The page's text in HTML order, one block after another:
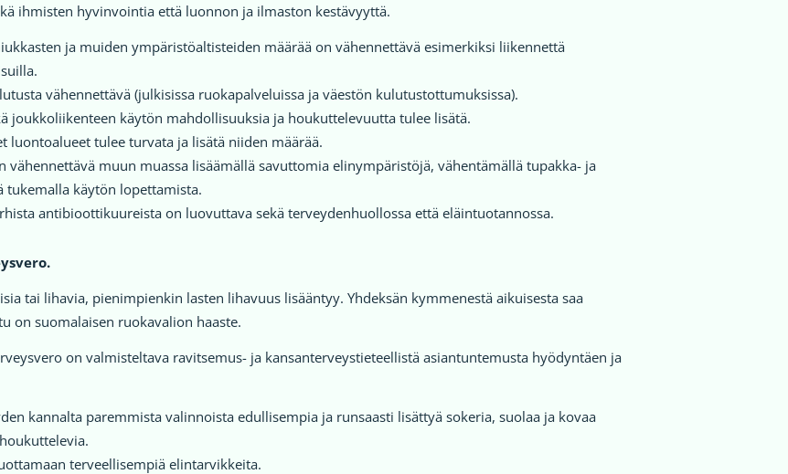
ihmisten hyvinvointia että luonnon ja ilmaston kestävyyttä.
ja muiden ympäristöaltisteiden määrää on vähennettävä esimerkiksi liikennettä
vähennettävä (julkisissa ruokapalveluissa ja väestön kulutustottumuksissa).
joukkoliikenteen käytön mahdollisuuksia ja houkuttelevuutta tulee lisätä.
luontoalueet tulee turvata ja lisätä niiden määrää.
muun muassa lisäämällä savuttomia elinympäristöjä, vähentämällä tupakka- ja
käytön lopettamista.
antibioottikuureista on luovuttava sekä terveydenhuollossa että eläintuotannossa.
tai lihavia, pienimpienkin lasten lihavuus lisääntyy. Yhdeksän kymmenestä aikuisesta saa
on suomalaisen ruokavalion haaste.
on valmisteltava ravitsemus- ja kansanterveystieteellistä asiantuntemusta hyödyntäen ja
kannalta paremmista valinnoista edullisempia ja runsaasti lisättyä sokeria, suolaa ja kovaa
terveellisempiä elintarvikkeita.